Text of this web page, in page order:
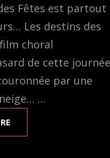
Fêtes est partout
Les destins des
choral
de cette
par une
…
LIGNE